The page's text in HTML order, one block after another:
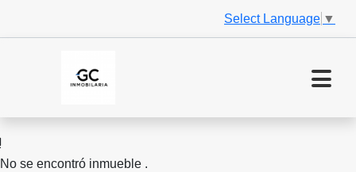
Select Language ▼
No se encontró inmueble .